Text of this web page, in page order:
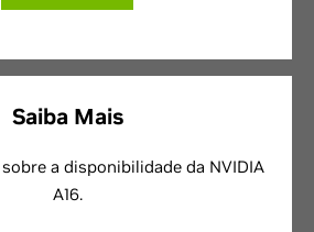
Saiba Mais
a disponibilidade da NVIDIA
A16.